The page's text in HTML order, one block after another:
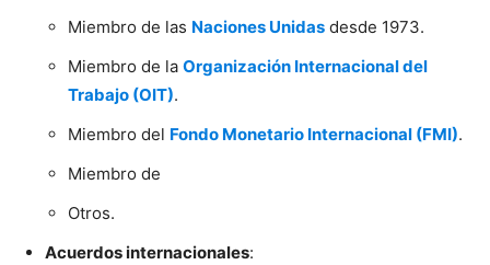
Miembro de las Naciones Unidas desde 1973.
Miembro de la Organización Internacional del
Trabajo (OIT).
Miembro del Fondo Monetario Internacional (FMI).
Miembro de
Otros.
Acuerdos internacionales: